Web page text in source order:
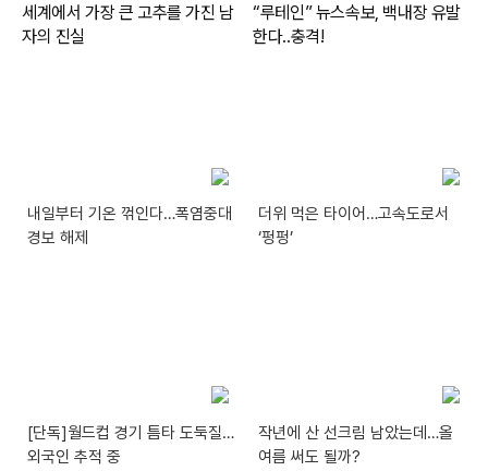
내일부터 기온 꺾인다…폭염중대
경보 해제
더위 먹은 타이어…고속도로서
‘펑펑’
[단독]월드컵 경기 틈타 도둑질…
외국인 추적 중
작년에 산 선크림 남았는데…올
여름 써도 될까?